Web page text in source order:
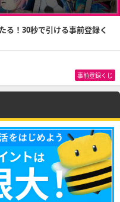
る！30秒で引ける事前登録く
事前登録くじ